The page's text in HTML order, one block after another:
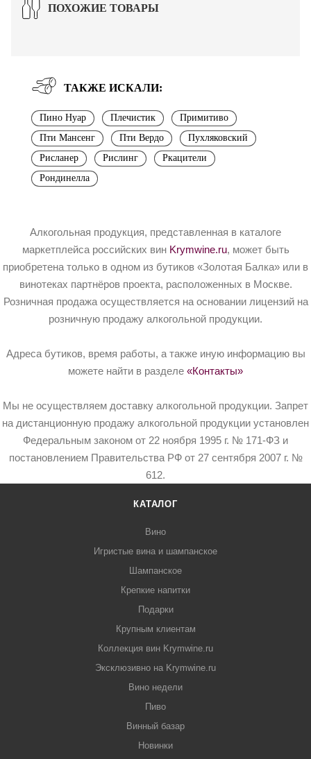
ПОХОЖИЕ ТОВАРЫ
ТАКЖЕ ИСКАЛИ:
Пино Нуар Плечистик
Примитиво
Пти Мансенг
Пти Вердо
Пухляковский
Рисланер
Рислинг
Ркацители
Рондинелла
Алкогольная продукция, представленная в каталоге
маркетплейса российских вин Krymwine.ru, может быть
приобретена только в одном из бутиков «Золотая Балка» или в
винотеках партнёров проекта, расположенных в Москве.
Розничная продажа осуществляется на основании лицензий на
розничную продажу алкогольной продукции.
Адреса бутиков, время работы, а также иную информацию вы
можете найти в разделе «Контакты»
Мы не осуществляем доставку алкогольной продукции. Запрет
на дистанционную продажу алкогольной продукции установлен
Федеральным законом от 22 ноября 1995 г. № 171-ФЗ и
постановлением Правительства РФ от 27 сентября 2007 г. №
612.
КАТАЛОГ
Вино
Игристые вина и шампанское
Шампанское
Крепкие напитки
Подарки
Крупным клиентам
Коллекция вин Krymwine.ru
Эксклюзивно на Krymwine.ru
Вино недели
Пиво
Винный базар
Новинки